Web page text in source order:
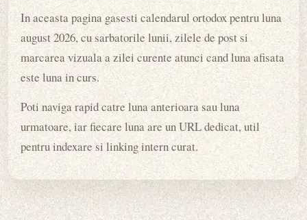
In aceasta pagina gasesti calendarul ortodox pentru luna
august 2026, cu sarbatorile lunii, zilele de post si
marcarea vizuala a zilei curente atunci cand luna afisata
este luna in curs.
Poti naviga rapid catre luna anterioara sau luna
urmatoare, iar fiecare luna are un URL dedicat, util
pentru indexare si linking intern curat.